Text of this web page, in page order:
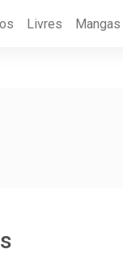
Livres Mangas